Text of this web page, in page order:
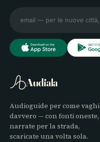
Audiala
Audioguide per come vaghi
davvero — con fonti oneste,
narrate per la strada,
scaricate una volta sola.